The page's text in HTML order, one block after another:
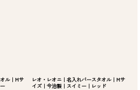
ル｜Mサ
レオ・レオニ｜名入れバースタオル｜Mサ
イズ｜今治製｜スイミー｜レッド